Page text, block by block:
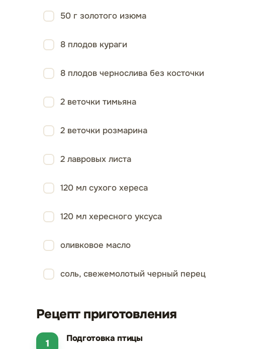
50 г золотого изюма
8 плодов кураги
8 плодов чернослива без косточки
2 веточки тимьяна
2 веточки розмарина
2 лавровых листа
120 мл сухого хереса
120 мл хересного уксуса
оливковое масло
соль, свежемолотый черный перец
Рецепт приготовления
Подготовка птицы